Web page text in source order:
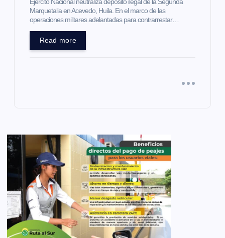
Marquetalia en Acevedo, Huila. En el marco de las
operaciones militares adelantadas para contrarrestar…
Read more